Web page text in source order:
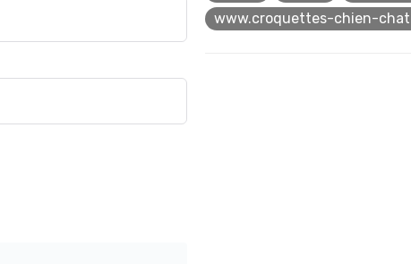
www.croquettes-chien-